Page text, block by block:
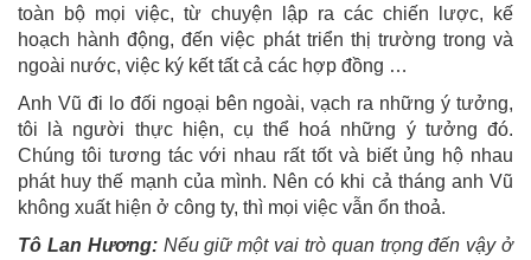
toàn bộ mọi việc, từ chuyện lập ra các chiến lược, kế
hoạch hành động, đến việc phát triển thị trường trong và
ngoài nước, việc ký kết tất cả các hợp đồng …
Anh Vũ đi lo đối ngoại bên ngoài, vạch ra những ý tưởng,
tôi là người thực hiện, cụ thể hoá những ý tưởng đó.
Chúng tôi tương tác với nhau rất tốt và biết ủng hộ nhau
phát huy thế mạnh của mình. Nên có khi cả tháng anh Vũ
không xuất hiện ở công ty, thì mọi việc vẫn ổn thoả.
Tô Lan Hương:Nếu giữ một vai trò quan trọng đến vậy ở